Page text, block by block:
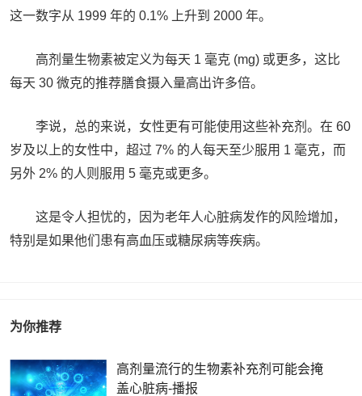
这一数字从 1999 年的 0.1% 上升到 2000 年。
高剂量生物素被定义为每天 1 毫克 (mg) 或更多，这比
每天 30 微克的推荐膳食摄入量高出许多倍。
李说，总的来说，女性更有可能使用这些补充剂。在 60
岁及以上的女性中，超过 7% 的人每天至少服用 1 毫克，而
另外 2% 的人则服用 5 毫克或更多。
这是令人担忧的，因为老年人心脏病发作的风险增加，
特别是如果他们患有高血压或糖尿病等疾病。
为你推荐
高剂量流行的生物素补充剂可能会掩
盖心脏病-播报